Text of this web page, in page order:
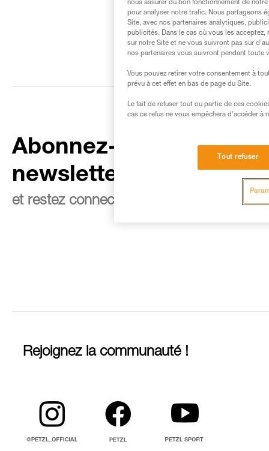
Abonnez-vous à la
newsletter
et restez connecté à notre actualité
Rejoignez la communauté !
nous assurer du bon fonctionnement de
pour analyser notre trafic. Nous partageons
Site, avec nos partenaires analytiques,
publicités. Dans le cas où vous les
sur notre Site et ne vous suivront pas sur
nos partenaires vous suivront pendant toute
Vous pouvez retirer votre consentement à
prévu à cet effet en bas de page du Site.
Le fait de refuser tout ou partie de ces
cas ce refus ne vous empêchera d’accéder à
Tout refuser